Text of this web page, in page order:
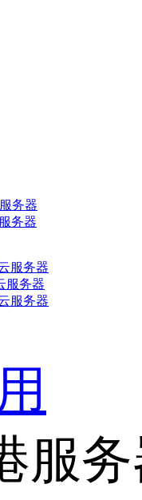
务器
务器
服务器
服务器
服务器
服